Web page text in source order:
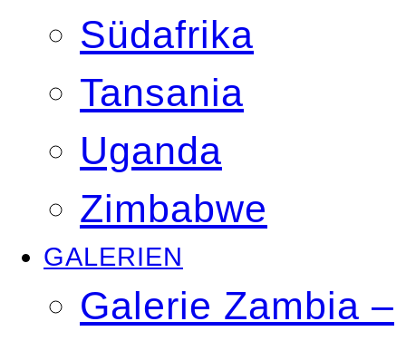
Südafrika
Tansania
Uganda
Zimbabwe
GALERIEN
Galerie Zambia –